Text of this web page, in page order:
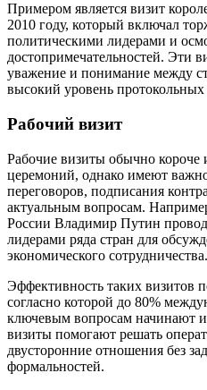
Примером является визит
2010 году, который включал
политическими лидерами и
достопримечательностей. Эти
уважение и понимание между
высокий уровень протокольных
Рабочий визит
Рабочие визиты обычно
церемоний, однако имеют
переговоров, подписания
актуальным вопросам.
России Владимир Путин
лидерами ряда стран для
экономического сотрудничества.
Эффективность таких визитов
согласно которой до 80%
ключевым вопросам начинают
визиты помогают решать
двусторонние отношения без
формальностей.